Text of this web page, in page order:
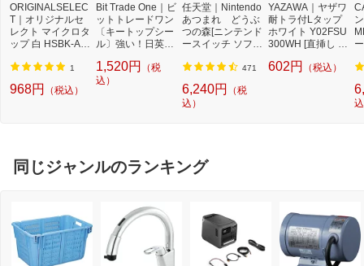
ORIGINALSELEC
T｜オリジナルセ
レクト マイクロタ
ップ 白 HSBK-AK
口 /スイッチ無]
1
968円 （税込）
Bit Trade One｜ビ
ットトレードワン
〔キートップシー
ル〕強い！日英対
プシールセット ブ
ルー DYKTSBL
1,520円
（税
込）
任天堂｜Nintendo
あつまれ どうぶ
つの森[ニンテンド
ースイッチ ソフ
471
6,240円
（税
込）
YAZAWA｜ヤザワ
耐トラ付Lタップ
ホワイト Y02FSU
300WH [直挿し /3
[Y02FSU300WH]
602円 （税込）
同じジャンルのランキング